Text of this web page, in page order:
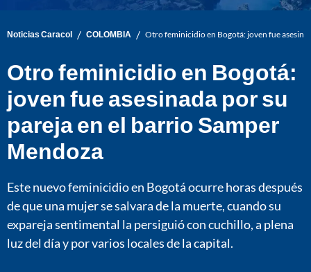
Noticias Caracol / COLOMBIA / Otro feminicidio en Bogotá: joven fue
Otro feminicidio en Bogotá:
joven fue asesinada por su
pareja en el barrio Samper
Mendoza
Este nuevo feminicidio en Bogotá ocurre horas después
de que una mujer se salvara de la muerte, cuando su
expareja sentimental la persiguió con cuchillo, a plena
luz del día y por varios locales de la capital.